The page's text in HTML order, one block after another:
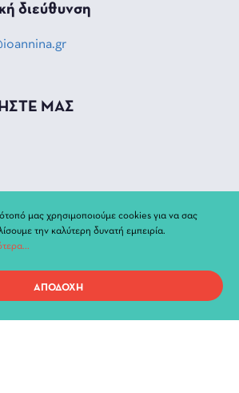
διεύθυνση
ΜΑΣ
μας χρησιμοποιούμε cookies για να σας
την καλύτερη δυνατή εμπειρία.
ΑΠΟΔΟΧΗ